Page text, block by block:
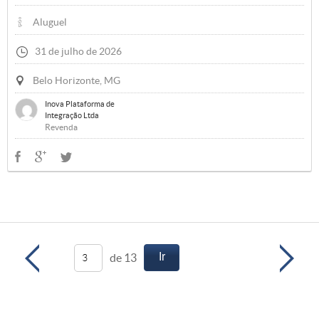
Aluguel
31 de julho de 2026
Belo Horizonte, MG
Inova Plataforma de
Integração Ltda
Revenda
de 13 Ir